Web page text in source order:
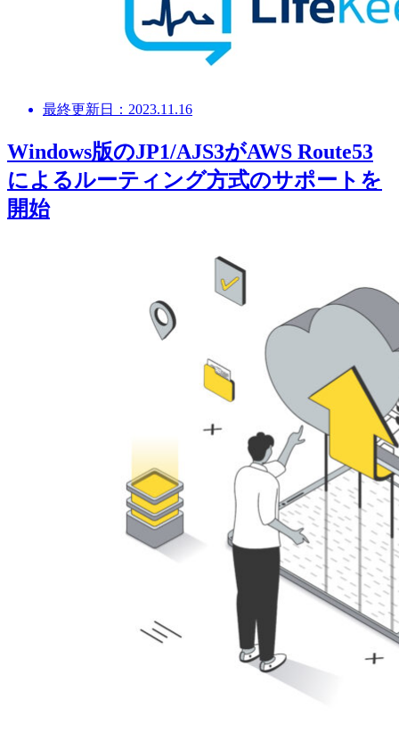
最終更新日：2023.11.16
Windows版のJP1/AJS3がAWS Route53
によるルーティング方式のサポートを
開始